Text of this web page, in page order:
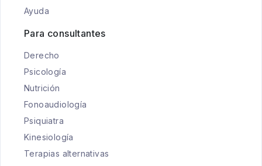
Ayuda
Para consultantes
Derecho
Psicología
Nutrición
Fonoaudiología
Psiquiatra
Kinesiología
Terapias alternativas